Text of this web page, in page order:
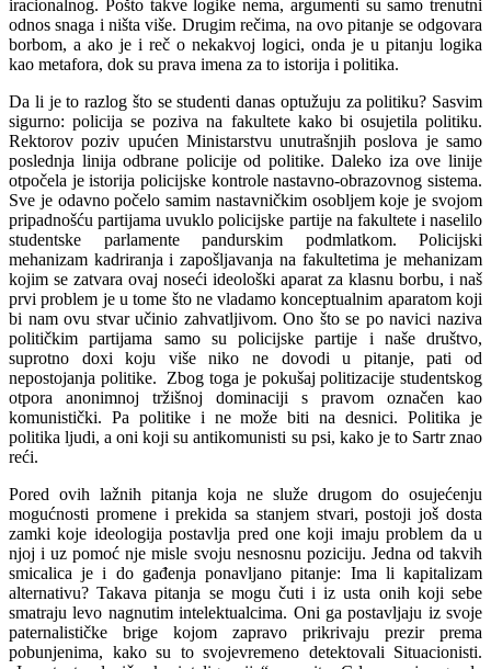
iracionalnog. Pošto takve logike nema, argumenti su samo trenutni
odnos snaga i ništa više. Drugim rečima, na ovo pitanje se odgovara
borbom, a ako je i reč o nekakvoj logici, onda je u pitanju logika
kao metafora, dok su prava imena za to istorija i politika.
Da li je to razlog što se studenti danas optužuju za politiku? Sasvim
sigurno: policija se poziva na fakultete kako bi osujetila politiku.
Rektorov poziv upućen Ministarstvu unutrašnjih poslova je samo
poslednja linija odbrane policije od politike. Daleko iza ove linije
otpočela je istorija policijske kontrole nastavno-obrazovnog sistema.
Sve je odavno počelo samim nastavničkim osobljem koje je svojom
pripadnošću partijama uvuklo policijske partije na fakultete i naselilo
studentske parlamente pandurskim podmlatkom. Policijski
mehanizam kadriranja i zapošljavanja na fakultetima je mehanizam
kojim se zatvara ovaj noseći ideološki aparat za klasnu borbu, i naš
prvi problem je u tome što ne vladamo konceptualnim aparatom koji
bi nam ovu stvar učinio zahvatljivom. Ono što se po navici naziva
političkim partijama samo su policijske partije i naše društvo,
suprotno doxi koju više niko ne dovodi u pitanje, pati od
nepostojanja politike. Zbog toga je pokušaj politizacije studentskog
otpora anonimnoj tržišnoj dominaciji s pravom označen kao
komunistički. Pa politike i ne može biti na desnici. Politika je
politika ljudi, a oni koji su antikomunisti su psi, kako je to Sartr znao
reći.
Pored ovih lažnih pitanja koja ne služe drugom do osujećenju
mogućnosti promene i prekida sa stanjem stvari, postoji još dosta
zamki koje ideologija postavlja pred one koji imaju problem da u
njoj i uz pomoć nje misle svoju nesnosnu poziciju. Jedna od takvih
smicalica je i do gađenja ponavljano pitanje: Ima li kapitalizam
alternativu? Takava pitanja se mogu čuti i iz usta onih koji sebe
smatraju levo nagnutim intelektualcima. Oni ga postavljaju iz svoje
paternalističke brige kojom zapravo prikrivaju prezir prema
pobunjenima, kako su to svojevremeno detektovali Situacionisti.